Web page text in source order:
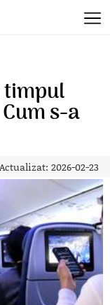
timpul
s-a
Actualizat: 2026-02-23